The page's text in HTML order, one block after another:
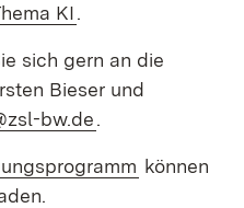
KI.
sich gern an die
Bieser und
bw.de.
können